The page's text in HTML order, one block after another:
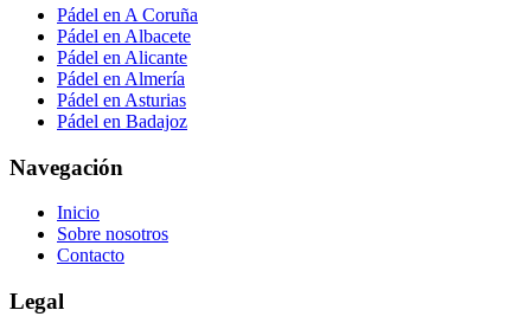
Pádel en A Coruña
Pádel en Albacete
Pádel en Alicante
Pádel en Almería
Pádel en Asturias
Pádel en Badajoz
Navegación
Inicio
Sobre nosotros
Contacto
Legal